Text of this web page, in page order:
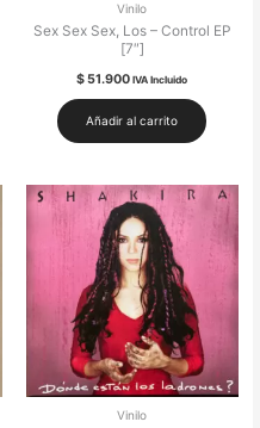
Vinilo
Sex Sex Sex, Los – Control EP
[7″]
$51.900 IVA Incluido
Añadir al carrito
Vinilo